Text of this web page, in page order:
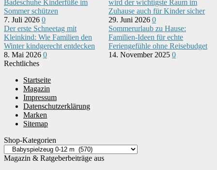
Badeschuhe Kinderfüße im
Sommer schützen
7. Juli 2026 0
wird der wichtigste Raum im
Zuhause auch für Kinder sicher
29. Juni 2026 0
Der erste Schneetag mit
Kleinkind: Wie Familien den
Winter kindgerecht entdecken
8. Mai 2026 0
Sommerurlaub zu Hause:
Familien-Ideen für echte
Feriengefühle ohne Reisebudget
14. November 2025 0
Rechtliches
Startseite
Magazin
Impressum
Datenschutzerklärung
Marken
Sitemap
Shop-Kategorien
Magazin & Ratgeberbeiträge aus